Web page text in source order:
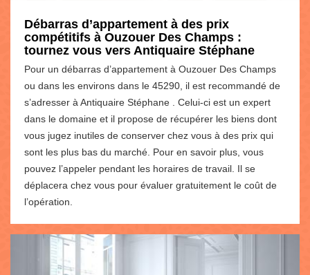
Débarras d’appartement à des prix
compétitifs à Ouzouer Des Champs :
tournez vous vers Antiquaire Stéphane
Pour un débarras d’appartement à Ouzouer Des Champs
ou dans les environs dans le 45290, il est recommandé de
s’adresser à Antiquaire Stéphane . Celui-ci est un expert
dans le domaine et il propose de récupérer les biens dont
vous jugez inutiles de conserver chez vous à des prix qui
sont les plus bas du marché. Pour en savoir plus, vous
pouvez l’appeler pendant les horaires de travail. Il se
déplacera chez vous pour évaluer gratuitement le coût de
l’opération.